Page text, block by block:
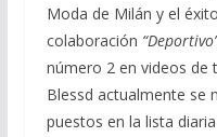
Moda de Milán y el
colaboración
número 2 en videos de
Blessd actualmente se
puestos en la lista